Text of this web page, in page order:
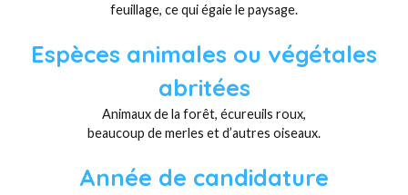
feuillage, ce qui égaie le paysage.
Espèces animales ou végétales
abritées
Animaux de la forêt, écureuils roux,
beaucoup de merles et d’autres oiseaux.
Année de candidature